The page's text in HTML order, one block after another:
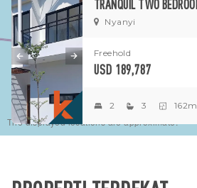
The displayed locations are approximate.
Nyanyi
Freehold
USD 189,787
2 3 162m